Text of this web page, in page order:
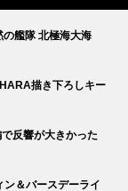
艦隊 北極海大海
描き下ろしキー
反響が大きかった
＆バースデーライ